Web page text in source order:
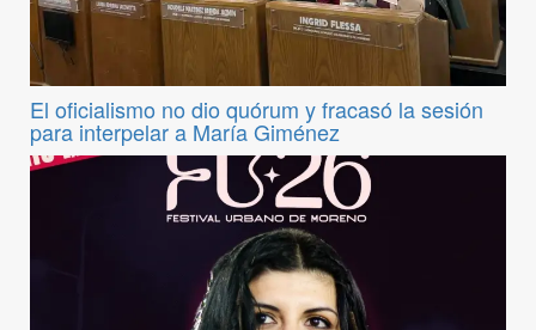
El oficialismo no dio quórum y fracasó la sesión
para interpelar a María Giménez